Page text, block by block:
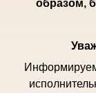
образом,